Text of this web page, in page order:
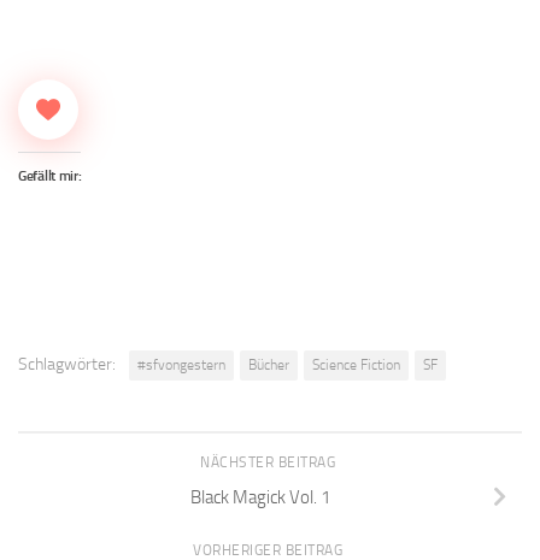
Gefällt mir:
Schlagwörter: #sfvongestern Bücher Science Fiction SF
NÄCHSTER BEITRAG
Black Magick Vol. 1
VORHERIGER BEITRAG